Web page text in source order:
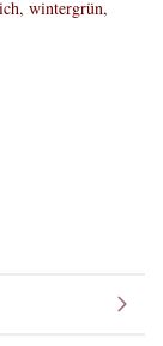
wintergrün,